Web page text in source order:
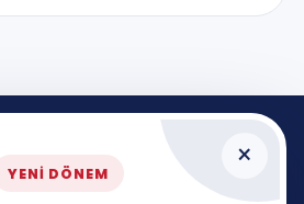
×
YENI DÖNEM